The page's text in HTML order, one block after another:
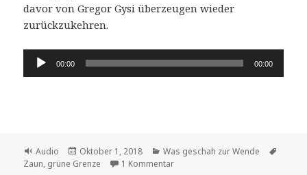
davor von Gregor Gysi überzeugen wieder
zurückzukehren.
Audio-
00:00 00:00
Format
Audio
Veröffentlicht
am
Oktober 1, 2018 Kategorien
Was geschah zur Wende
Zaun, grüne Grenze 1 Kommentarzu Wie Maik Plewnia die Wende